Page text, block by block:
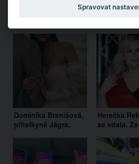
Dominika Branišová,
přítelkyně Jágra,
založení rodiny?
Herečka
se vdala. Za
40letou
Agruma
Spravovat